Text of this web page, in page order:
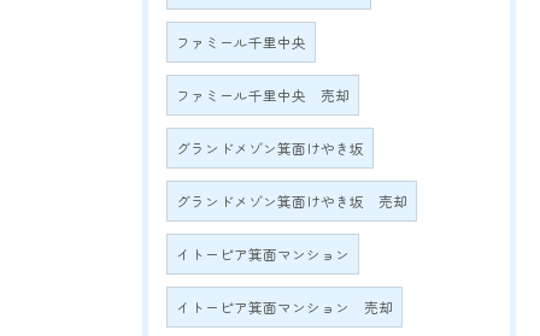
ファミール千里中央
ファミール千里中央 売却
グランドメゾン箕面けやき坂
グランドメゾン箕面けやき坂 売却
イトーピア箕面マンション
イトーピア箕面マンション 売却